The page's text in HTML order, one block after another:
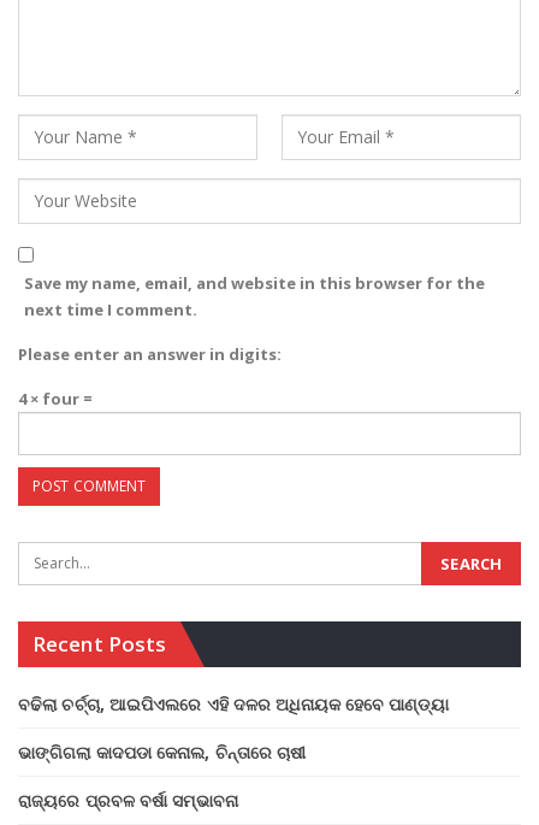
Save my name, email, and website in this browser for the
next time I comment.
Please enter an answer in digits:
4 × four =
Recent Posts
ବଢିଲା ଚର୍ଚ୍ଚା, ଆଇପିଏଲରେ ଏହି ଦଳର ଅଧିନାୟକ ହେବେ ପାଣ୍ଡ୍ୟା
ଭାଙ୍ଗିଗଲା କାଦପଡା କେନାଲ, ଚିନ୍ତାରେ ଚାଷୀ
ରାଜ୍ୟରେ ପ୍ରବଳ ବର୍ଷା ସମ୍ଭାବନା